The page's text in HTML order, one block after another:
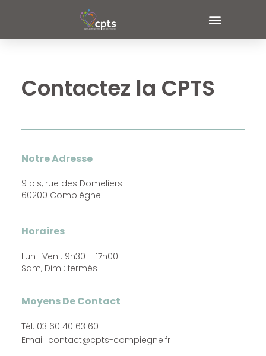
Contactez la CPTS
Notre Adresse
9 bis, rue des Domeliers
60200 Compiègne
Horaires
Lun -Ven : 9h30 – 17h00
Sam, Dim : fermés
Moyens De Contact
Tél: 03 60 40 63 60
Email: contact@cpts-compiegne.fr